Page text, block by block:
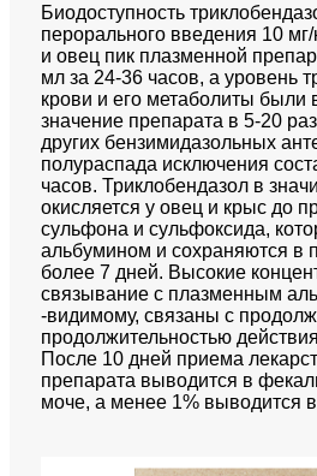
Биодоступность
перорального введения 10 мг/
и овец пик плазменной
мл за 24-36 часов, а уровень
крови и его метаболиты
значение препарата в 5-20
других бензимидазольных
полураспада исключения
часов. Триклобендазол в
окисляется у овец и крыс до
сульфона и сульфоксида,
альбумином и сохраняются в
более 7 дней. Высокие
связывание с плазменным
-видимому, связаны с
продолжительностью
После 10 дней приема
препарата выводится в
моче, а менее 1% выводится